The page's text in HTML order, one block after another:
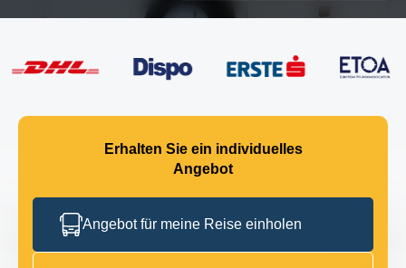
Erhalten Sie ein individuelles
Angebot
Angebot für meine Reise einholen